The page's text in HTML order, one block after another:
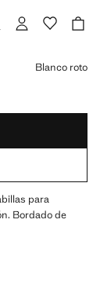
Blanco roto
para
Bordado de